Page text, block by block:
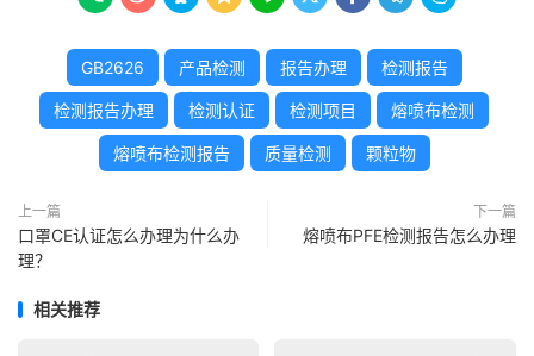
GB2626 产品检测 报告办理 检测报告
检测报告办理 检测认证 检测项目 熔喷布检测
熔喷布检测报告 质量检测 颗粒物
上一篇
口罩CE认证怎么办理为什么办
理？
下一篇
熔喷布PFE检测报告怎么办理
相关推荐